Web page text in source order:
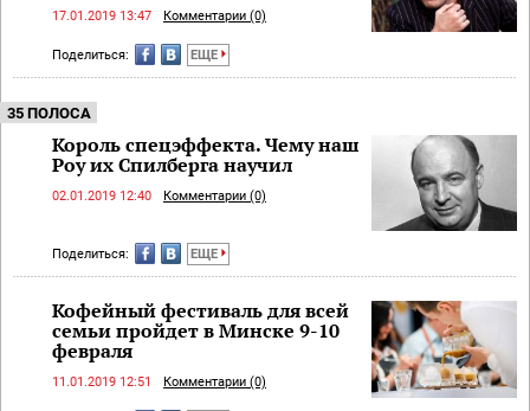
17.01.2019 13:47 Комментарии (0)
Поделиться: ЕЩЕ
35 ПОЛОСА
Король спецэффекта. Чему наш
Роу их Спилберга научил
02.01.2019 12:40 Комментарии (0)
Поделиться: ЕЩЕ
Кофейный фестиваль для всей
семьи пройдет в Минске 9-10
февраля
11.01.2019 12:51 Комментарии (0)